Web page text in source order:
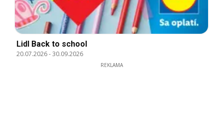
Lidl Back to school
20.07.2026-30.09.2026
REKLAMA